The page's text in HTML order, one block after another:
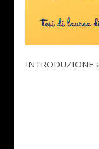
INTRODUZIONE